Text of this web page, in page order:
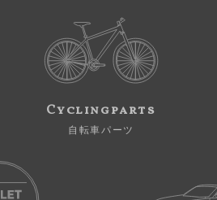
Cyclingparts
自転車パーツ